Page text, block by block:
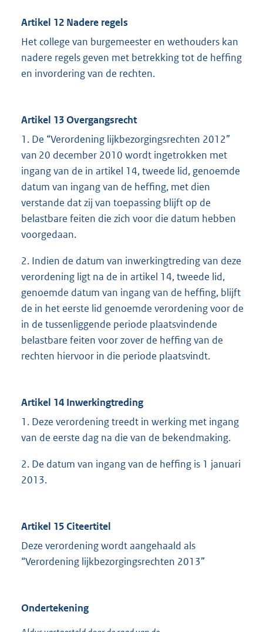
Artikel 12 Nadere regels
Het college van burgemeester en wethouders kan
nadere regels geven met betrekking tot de heffing
en invordering van de rechten.
Artikel 13 Overgangsrecht
1. De “Verordening lijkbezorgingsrechten 2012”
van 20 december 2010 wordt ingetrokken met
ingang van de in artikel 14, tweede lid, genoemde
datum van ingang van de heffing, met dien
verstande dat zij van toepassing blijft op de
belastbare feiten die zich voor die datum hebben
voorgedaan.
2. Indien de datum van inwerkingtreding van deze
verordening ligt na de in artikel 14, tweede lid,
genoemde datum van ingang van de heffing, blijft
de in het eerste lid genoemde verordening voor de
in de tussenliggende periode plaatsvindende
belastbare feiten voor zover de heffing van de
rechten hiervoor in die periode plaatsvindt.
Artikel 14 Inwerkingtreding
1. Deze verordening treedt in werking met ingang
van de eerste dag na die van de bekendmaking.
2. De datum van ingang van de heffing is 1 januari
2013.
Artikel 15 Citeertitel
Deze verordening wordt aangehaald als
“Verordening lijkbezorgingsrechten 2013”
Ondertekening